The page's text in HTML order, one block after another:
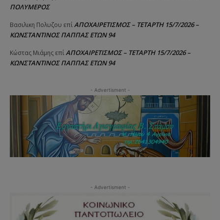
ΠΟΛΥΜΕΡΟΣ
Βασιλικη Πολυζου επίΑΠΟΧΑΙΡΕΤΙΣΜΟΣ – ΤΕΤΑΡΤΗ 15/7/2026 –
ΚΩΝΣΤΑΝΤΙΝΟΣ ΠΑΠΠΑΣ ΕΤΩΝ 94
Κώστας Μιάμης επίΑΠΟΧΑΙΡΕΤΙΣΜΟΣ – ΤΕΤΑΡΤΗ 15/7/2026 –
ΚΩΝΣΤΑΝΤΙΝΟΣ ΠΑΠΠΑΣ ΕΤΩΝ 94
- Advertisment -
- Advertisment -